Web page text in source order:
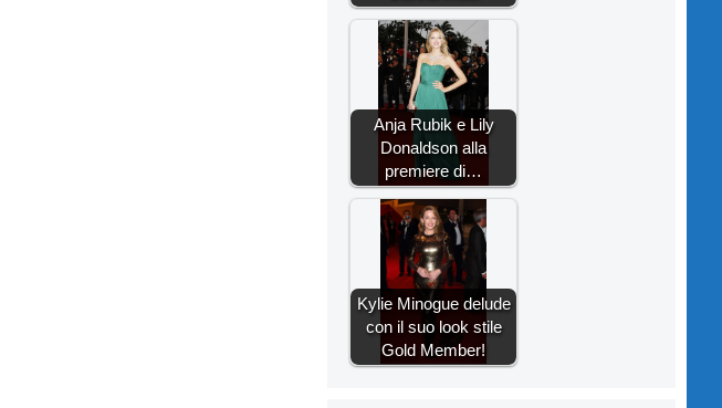
Anja Rubik e Lily
Donaldson alla
premiere di…
Kylie Minogue delude
con il suo look stile
Gold Member!